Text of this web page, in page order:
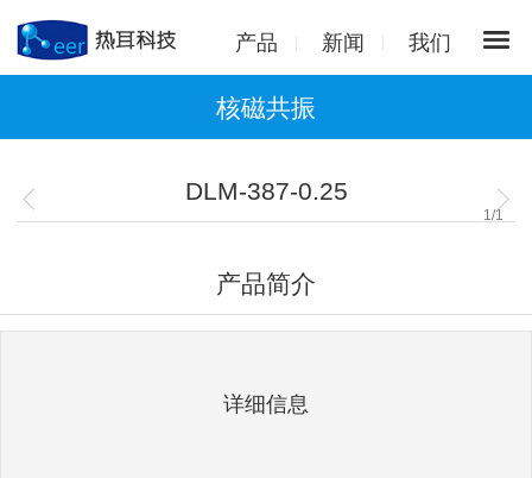
产品 新闻 我们
核磁共振
DLM-387-0.25
1 /1
产品简介
详细信息